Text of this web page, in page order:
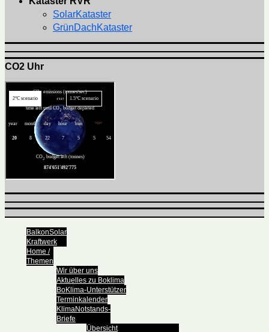
SolarKataster
GrünDachKataster
CO2 Uhr
BalkonSolar
Kraftwerk
Home /
Themen
Wir über uns
Aktuelles zu Boklima
BoKlima-Unterstützer
Terminkalender
KlimaNotstands-
Briefe
Übersicht